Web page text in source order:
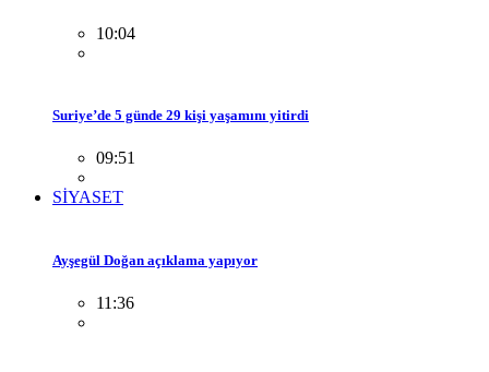
10:04
Suriye’de 5 günde 29 kişi yaşamını yitirdi
09:51
SİYASET
Ayşegül Doğan açıklama yapıyor
11:36